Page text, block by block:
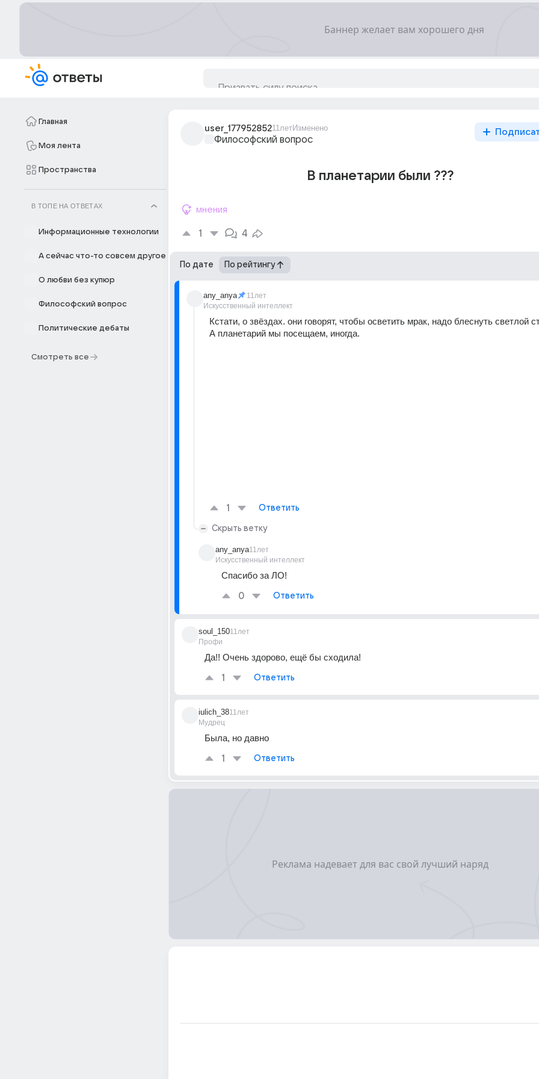
Главная
Моя лента
Пространства
В ТОПЕ НА ОТВЕТАХ
Информационные технологии
А сейчас что-то совсем другое
О любви без купюр
Философский вопрос
Политические дебаты
Смотреть все
user_17795285211летИзменено
Философский вопрос
В планетарии были ???
мнения
1 4
По дате По рейтингу
any_anya
Искусственный интеллект
11лет
Кстати, о звёздах. они говорят, чтобы осветить мрак, надо блеснуть светлой
А планетарий мы посещаем, иногда.
1 Ответить
Скрыть ветку
any_anya
Искусственный интеллект
11лет
Спасибо за ЛО!
0 Ответить
soul_150
Профи
11лет
Да!! Очень здорово, ещё бы сходила!
1 Ответить
iulich_38
Мудрец
11лет
Была, но давно
1 Ответить